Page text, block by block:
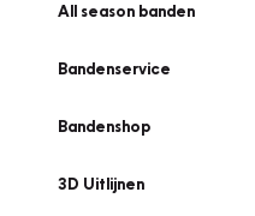
All season banden
Bandenservice
Bandenshop
3D Uitlijnen